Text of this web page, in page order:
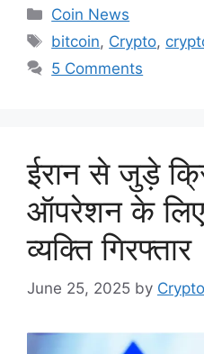
Categories
Coin News
Tags
bitcoin, Crypto,
5 Comments
ईरान से जुड़े
ऑपरेशन के
व्यक्ति गिरफ्तार
June 25, 2025 by